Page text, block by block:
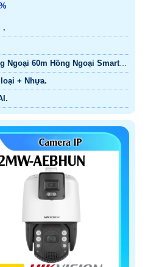
.
Ngoại 60m Hồng Ngoại Smart
+ Nhựa.